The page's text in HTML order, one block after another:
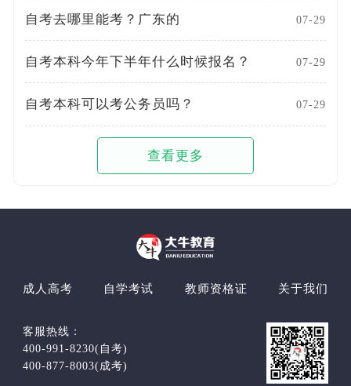
自考去哪里能考？广东的 07-29
自考本科今年下半年什么时候报名？ 07-29
自考本科可以考公务员吗？ 07-29
查看更多
成人高考 自学考试 教师资格证 关于我们
客服热线：
400-991-8230(自考)
400-877-8003(成考)